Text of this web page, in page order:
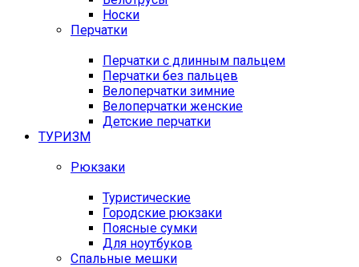
Носки
Перчатки
Перчатки с длинным пальцем
Перчатки без пальцев
Велоперчатки зимние
Велоперчатки женские
Детские перчатки
ТУРИЗМ
Рюкзаки
Туристические
Городские рюкзаки
Поясные сумки
Для ноутбуков
Спальные мешки